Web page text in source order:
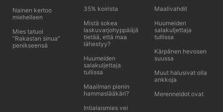
Nainen kertoo
miehelleen
Mies tatuoi
”Rakastan sinua”
penikseensä
35% koirista
Mistä sokea
laskuvarjohyppääjä
tietää, että maa
lähestyy?
Huumeiden
salakuljettaja
tullissa
Maailman pienin
hammaslääkäri?
Intialaismies vei
Maalivahdit
Huumeiden
salakuljettaja
tullissa
Kärpänen hevosen
suussa
Muut halusivat olla
ankkoja
Merenneidot ovat